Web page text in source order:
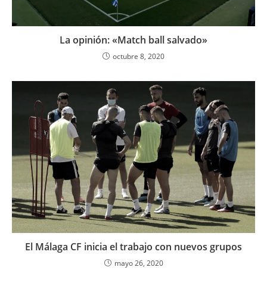
La opinión: «Match ball salvado»
octubre 8, 2020
El Málaga CF inicia el trabajo con nuevos grupos
mayo 26, 2020